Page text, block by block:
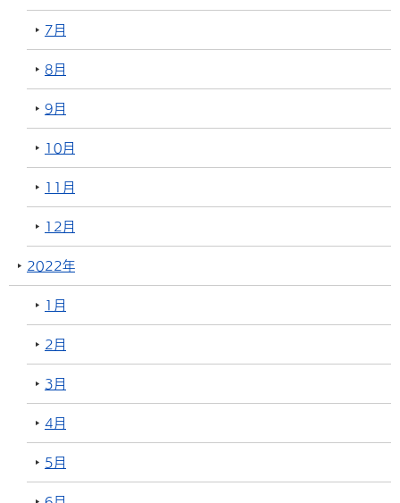
7月
8月
9月
10月
11月
12月
2022年
1月
2月
3月
4月
5月